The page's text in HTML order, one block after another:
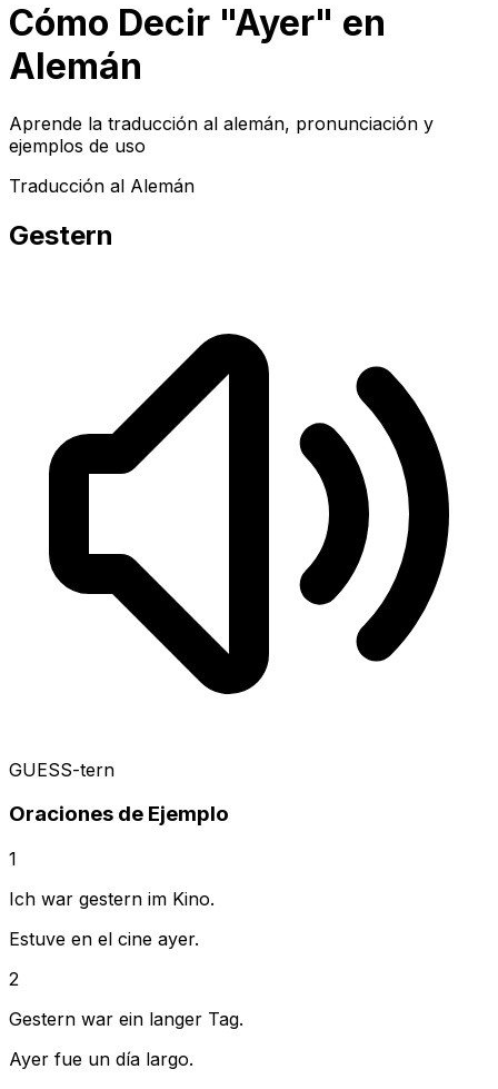
Cómo Decir "Ayer" en
Alemán
Aprende la traducción al alemán, pronunciación y
ejemplos de uso
Traducción al Alemán
Gestern
GUESS-tern
Oraciones de Ejemplo
1
Ich war gestern im Kino.
Estuve en el cine ayer.
2
Gestern war ein langer Tag.
Ayer fue un día largo.